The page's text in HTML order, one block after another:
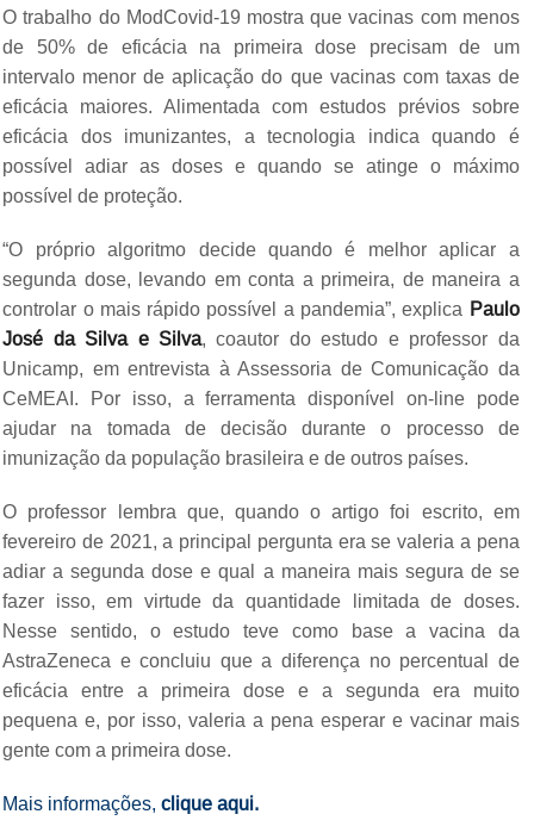
O trabalho do ModCovid-19 mostra que vacinas com menos
de 50% de eficácia na primeira dose precisam de um
intervalo menor de aplicação do que vacinas com taxas de
eficácia maiores. Alimentada com estudos prévios sobre
eficácia dos imunizantes, a tecnologia indica quando é
possível adiar as doses e quando se atinge o máximo
possível de proteção.
“O próprio algoritmo decide quando é melhor aplicar a
segunda dose, levando em conta a primeira, de maneira a
controlar o mais rápido possível a pandemia”, explica Paulo
José da Silva e Silva, coautor do estudo e professor da
Unicamp, em entrevista à Assessoria de Comunicação da
CeMEAI. Por isso, a ferramenta disponível on-line pode
ajudar na tomada de decisão durante o processo de
imunização da população brasileira e de outros países.
O professor lembra que, quando o artigo foi escrito, em
fevereiro de 2021, a principal pergunta era se valeria a pena
adiar a segunda dose e qual a maneira mais segura de se
fazer isso, em virtude da quantidade limitada de doses.
Nesse sentido, o estudo teve como base a vacina da
AstraZeneca e concluiu que a diferença no percentual de
eficácia entre a primeira dose e a segunda era muito
pequena e, por isso, valeria a pena esperar e vacinar mais
gente com a primeira dose.
Mais informações, clique aqui.